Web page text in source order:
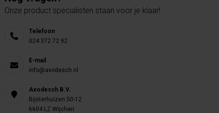
Onze product specialisten staan voor je klaar!
Telefoon
024 372 72 92
E-mail
info@avodesch.nl
Avodesch B.V.
Bijsterhuizen 50-12
6604 LZ Wijchen